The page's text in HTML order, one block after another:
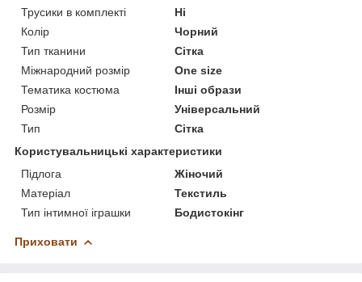
Трусики в комплекті
Ні
Колір
Чорний
Тип тканини
Сітка
Міжнародний розмір
One size
Тематика костюма
Інші образи
Розмір
Універсальний
Тип
Сітка
Користувальницькі характеристики
Підлога
Жіночий
Матеріал
Текстиль
Тип інтимної іграшки
Бодистокінг
Приховати